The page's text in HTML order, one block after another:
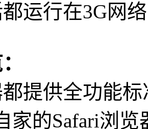
运行在3G网
提供全功能
家的Safari浏览